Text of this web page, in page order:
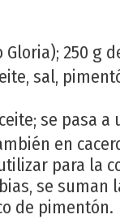
250 g
sal,
se pasa a
en
para la
se suman
de pimentón.